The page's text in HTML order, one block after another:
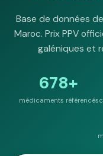
Base de données
Maroc. Prix PPV
galéniques et
678+
médicaments référencés